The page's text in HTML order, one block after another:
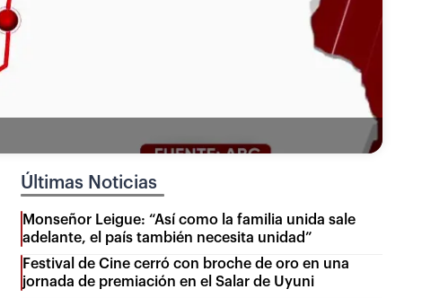
Últimas Noticias
Monseñor Leigue: “Así como la familia unida sale
adelante, el país también necesita unidad”
Festival de Cine cerró con broche de oro en una
jornada de premiación en el Salar de Uyuni